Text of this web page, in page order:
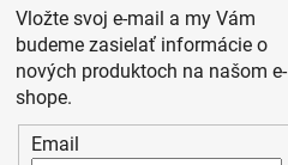
Vložte svoj e-mail a my Vám
budeme zasielať informácie o
nových produktoch na našom e-
shope.
Email